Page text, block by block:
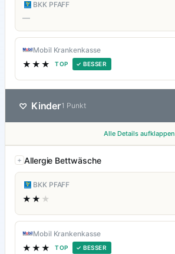
BKK PFAFF
—
Mobil Krankenkasse
★★★ TOP ✓ BESSER
♡ Kinder1 Punkt
Alle Details aufklappen
Allergie Bettwäsche
BKK PFAFF
★★ ★
Mobil Krankenkasse
★★★ TOP ✓ BESSER